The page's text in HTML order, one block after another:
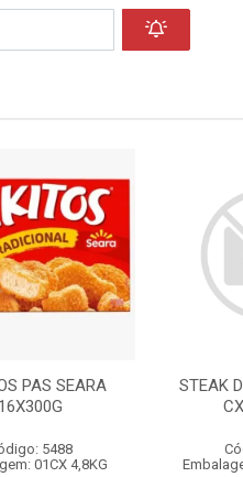
PAS SEARA
16X300G
5488
01CX 4,8KG
STEAK